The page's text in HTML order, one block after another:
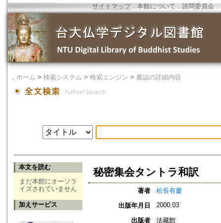
サイトマップ．本館について ． 諮問委員会 ．
． ホーム > 検索システム > 検索エンジン > 書誌の詳細内容
本文を読む
まだ本館にオーソラ
イズされていません
加えサービス
秘密集会タントラ和訳
著者
松長有慶
出版年月日
2000.03
出版者
法藏館